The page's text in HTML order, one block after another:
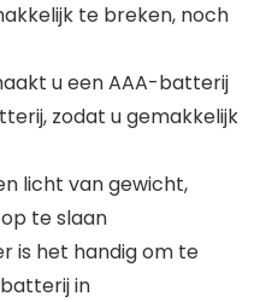
te breken, noch
u een AAA-batterij
zodat u gemakkelijk
licht van gewicht,
te slaan
is het handig om te
in